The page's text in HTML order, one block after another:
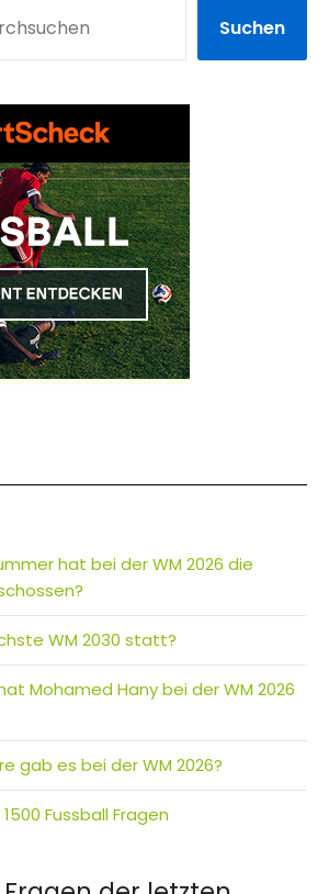
Suchen
hat bei der WM 2026 die
WM 2030 statt?
Mohamed Hany bei der WM 2026
gab es bei der WM 2026?
Fussball Fragen